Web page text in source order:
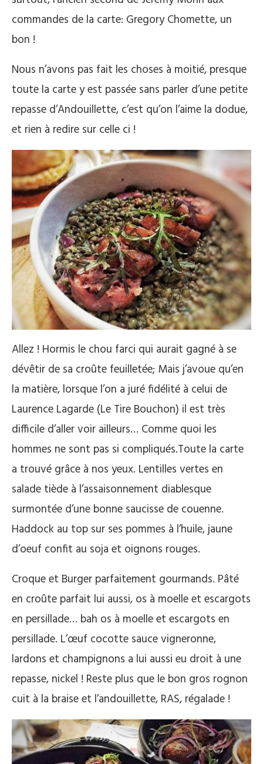
commandes de la carte: Gregory Chomette, un
bon !
Nous n’avons pas fait les choses à moitié, presque
toute la carte y est passée sans parler d’une petite
repasse d’Andouillette, c’est qu’on l’aime la dodue,
et rien à redire sur celle ci !
Allez ! Hormis le chou farci qui aurait gagné à se
dévêtir de sa croûte feuilletée; Mais j’avoue qu’en
la matière, lorsque l’on a juré fidélité à celui de
Laurence Lagarde (Le Tire Bouchon) il est très
difficile d’aller voir ailleurs… Comme quoi les
hommes ne sont pas si compliqués.Toute la carte
a trouvé grâce à nos yeux. Lentilles vertes en
salade tiède à l’assaisonnement diablesque
surmontée d’une bonne saucisse de couenne.
Haddock au top sur ses pommes à l’huile, jaune
d’oeuf confit au soja et oignons rouges.
Croque et Burger parfaitement gourmands. Pâté
en croûte parfait lui aussi, os à moelle et escargots
en persillade… bah os à moelle et escargots en
persillade. L’œuf cocotte sauce vigneronne,
lardons et champignons a lui aussi eu droit à une
repasse, nickel ! Reste plus que le bon gros rognon
cuit à la braise et l’andouillette, RAS, régalade !